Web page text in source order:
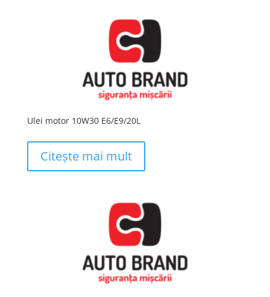
Ulei motor 10W30 E6/E9/20L
Citește mai mult